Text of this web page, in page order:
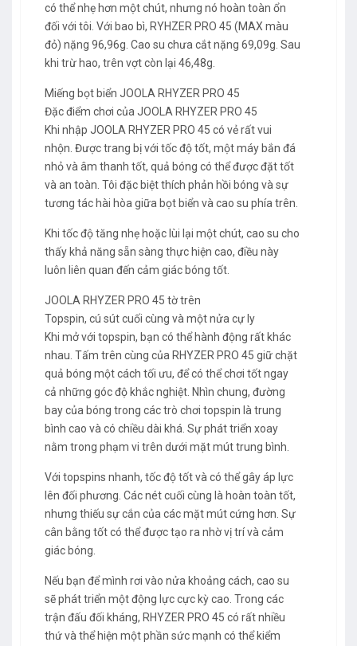
có thể nhẹ hơn một chút, nhưng nó hoàn toàn ổn
đối với tôi. Với bao bì, RYHZER PRO 45 (MAX màu
đỏ) nặng 96,96g. Cao su chưa cắt nặng 69,09g. Sau
khi trừ hao, trên vợt còn lại 46,48g.
Miếng bọt biển JOOLA RHYZER PRO 45
Đặc điểm chơi của JOOLA RHYZER PRO 45
Khi nhập JOOLA RHYZER PRO 45 có vẻ rất vui
nhộn. Được trang bị với tốc độ tốt, một máy bắn đá
nhỏ và âm thanh tốt, quả bóng có thể được đặt tốt
và an toàn. Tôi đặc biệt thích phản hồi bóng và sự
tương tác hài hòa giữa bọt biển và cao su phía trên.
Khi tốc độ tăng nhẹ hoặc lùi lại một chút, cao su cho
thấy khả năng sẵn sàng thực hiện cao, điều này
luôn liên quan đến cảm giác bóng tốt.
JOOLA RHYZER PRO 45 tờ trên
Topspin, cú sút cuối cùng và một nửa cự ly
Khi mở với topspin, bạn có thể hành động rất khác
nhau. Tấm trên cùng của RHYZER PRO 45 giữ chặt
quả bóng một cách tối ưu, để có thể chơi tốt ngay
cả những góc độ khắc nghiệt. Nhìn chung, đường
bay của bóng trong các trò chơi topspin là trung
bình cao và có chiều dài khá. Sự phát triển xoay
nằm trong phạm vi trên dưới mặt mút trung bình.
Với topspins nhanh, tốc độ tốt và có thể gây áp lực
lên đối phương. Các nét cuối cùng là hoàn toàn tốt,
nhưng thiếu sự cắn của các mặt mút cứng hơn. Sự
cân bằng tốt có thể được tạo ra nhờ vị trí và cảm
giác bóng.
Nếu bạn để mình rơi vào nửa khoảng cách, cao su
sẽ phát triển một động lực cực kỳ cao. Trong các
trận đấu đối kháng, RHYZER PRO 45 có rất nhiều
thứ và thể hiện một phần sức mạnh có thể kiểm